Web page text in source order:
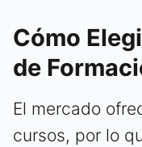
Cómo
de
El mercado
cursos, por lo